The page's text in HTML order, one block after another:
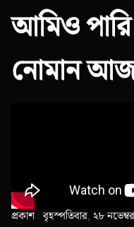
আমিও
নোমান
প্রকাশ : বৃহস্পতিবার, ২৮